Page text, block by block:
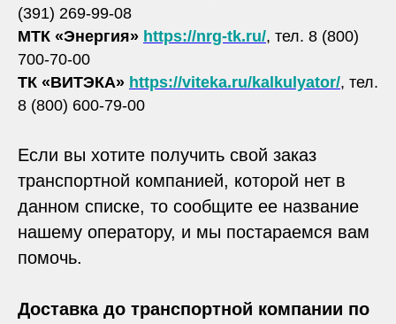
(391) 269-99-08
МТК «Энергия» https://nrg-tk.ru/, тел. 8 (800)
700-70-00
ТК «ВИТЭКА» https://viteka.ru/kalkulyator/, тел.
8 (800) 600-79-00
Если вы хотите получить свой заказ
транспортной компанией, которой нет в
данном списке, то сообщите ее название
нашему оператору, и мы постараемся вам
помочь.
Доставка до транспортной компании по